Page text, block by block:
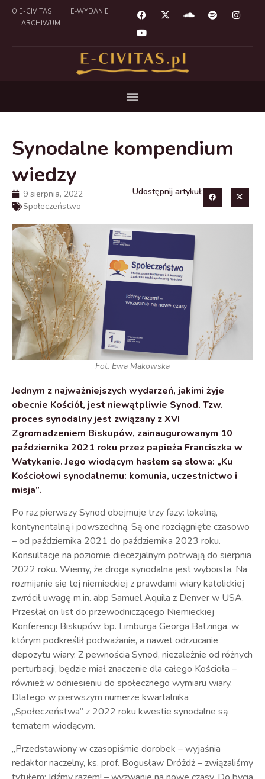
O E-CIVITAS
E-WYDANIE
ARCHIWUM
Synodalne kompendium
wiedzy
9 sierpnia, 2022
Społeczeństwo
Udostępnij artykuł:
Fot. Ewa Makowska
Jednym z najważniejszych wydarzeń, jakimi żyje
obecnie Kościół, jest niewątpliwie Synod. Tzw.
proces synodalny jest związany z XVI
Zgromadzeniem Biskupów, zainaugurowanym 10
października 2021 roku przez papieża Franciszka w
Watykanie. Jego wiodącym hasłem są słowa: „Ku
Kościołowi synodalnemu: komunia, uczestnictwo i
misja”.
Po raz pierwszy Synod obejmuje trzy fazy: lokalną,
kontynentalną i powszechną. Są one rozciągnięte czasowo
– od października 2021 do października 2023 roku.
Konsultacje na poziomie diecezjalnym potrwają do sierpnia
2022 roku. Wiemy, że droga synodalna jest wyboista. Na
rozmijanie się tej niemieckiej z prawdami wiary katolickiej
zwrócił uwagę m.in. abp Samuel Aquila z Denver w USA.
Przesłał on list do przewodniczącego Niemieckiej
Konferencji Biskupów, bp. Limburga Georga Bätzinga, w
którym podkreślił podważanie, a nawet odrzucanie
depozytu wiary. Z pewnością Synod, niezależnie od różnych
perturbacji, będzie miał znaczenie dla całego Kościoła –
również w odniesieniu do społecznego wymiaru wiary.
Dlatego w pierwszym numerze kwartalnika
„Społeczeństwa” z 2022 roku kwestie synodalne są
tematem wiodącym.
„Przedstawiony w czasopiśmie dorobek – wyjaśnia
redaktor naczelny, ks. prof. Bogusław Dróżdż – związaliśmy